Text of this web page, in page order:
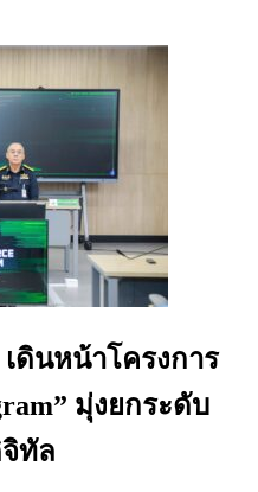
ดินหน้าโครงการ
มุ่งยกระดับ
ทัล